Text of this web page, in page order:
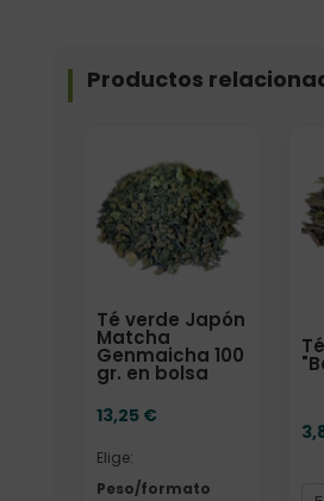
Productos
Té verde Japón
Matcha
Genmaicha 100
gr. en bolsa
13,25 €
Elige:
Peso/formato